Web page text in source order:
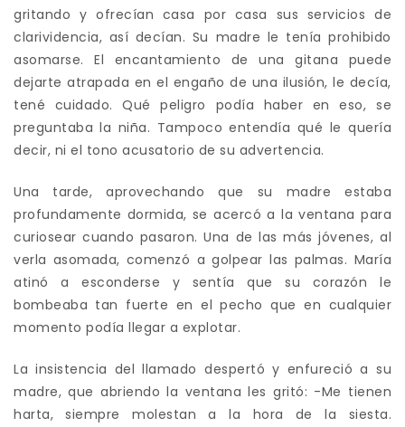
gritando y ofrecían casa por casa sus servicios de
clarividencia, así decían. Su madre le tenía prohibido
asomarse. El encantamiento de una gitana puede
dejarte atrapada en el engaño de una ilusión, le decía,
tené cuidado. Qué peligro podía haber en eso, se
preguntaba la niña. Tampoco entendía qué le quería
decir, ni el tono acusatorio de su advertencia.
Una tarde, aprovechando que su madre estaba
profundamente dormida, se acercó a la ventana para
curiosear cuando pasaron. Una de las más jóvenes, al
verla asomada, comenzó a golpear las palmas. María
atinó a esconderse y sentía que su corazón le
bombeaba tan fuerte en el pecho que en cualquier
momento podía llegar a explotar.
La insistencia del llamado despertó y enfureció a su
madre, que abriendo la ventana les gritó: -Me tienen
harta, siempre molestan a la hora de la siesta.